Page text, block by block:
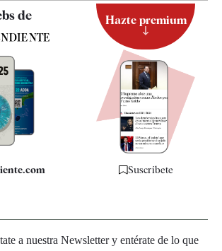
de Hazte premium
Suscríbete
a nuestra Newsletter y entérate de lo que